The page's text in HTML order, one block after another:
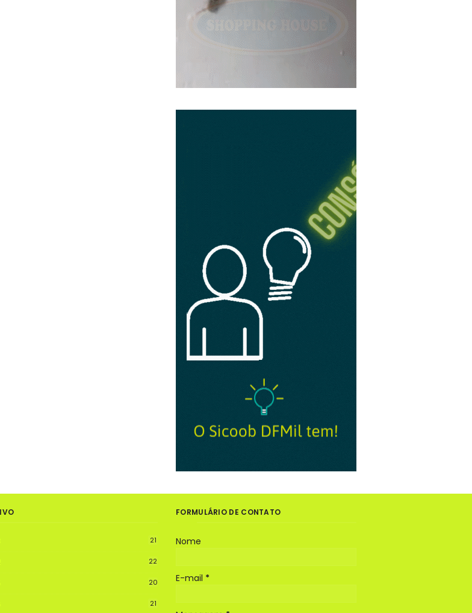
21
22
20
21
FORMULÁRIO DE CONTATO
Nome
E-mail *